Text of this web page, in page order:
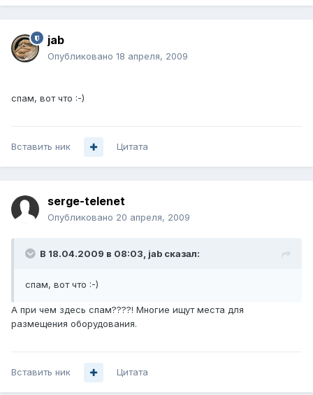
jab
Опубликовано 18 апреля, 2009
спам, вот что :-)
Вставить ник Цитата
serge-telenet
Опубликовано 20 апреля, 2009
В 18.04.2009 в 08:03, jab сказал:
спам, вот что :-)
А при чем здесь спам????! Многие ищут места для
размещения оборудования.
Вставить ник Цитата